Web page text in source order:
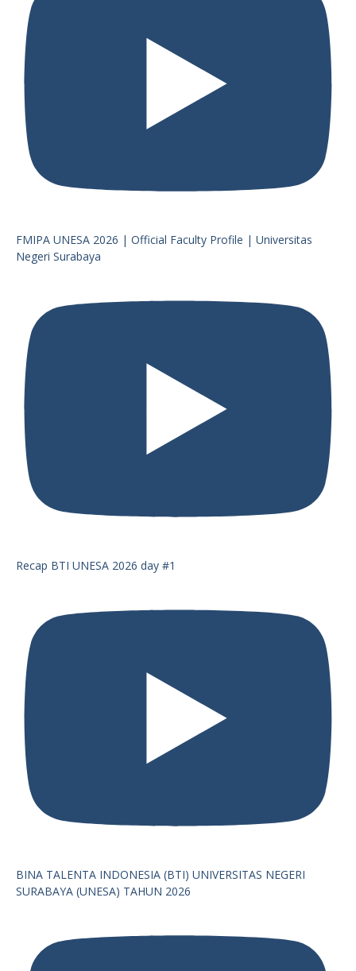
FMIPA UNESA 2026 | Official Faculty Profile | Universitas
Negeri Surabaya
Recap BTI UNESA 2026 day #1
BINA TALENTA INDONESIA (BTI) UNIVERSITAS NEGERI
SURABAYA (UNESA) TAHUN 2026